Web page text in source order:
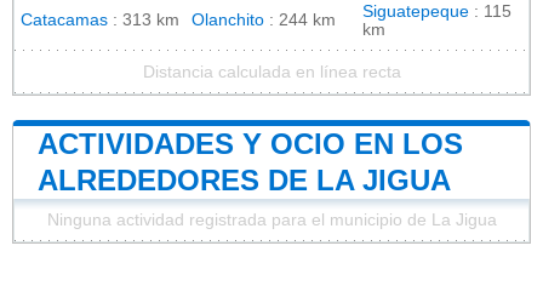
Catacamas : 313 km Olanchito : 244 km Siguatepeque : 115
km
Distancia calculada en línea recta
ACTIVIDADES Y OCIO EN LOS
ALREDEDORES DE LA JIGUA
Ninguna actividad registrada para el municipio de La Jigua